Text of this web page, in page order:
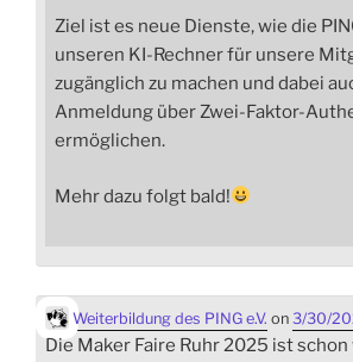
Ziel ist es neue Dienste, wie die
unseren KI-Rechner für unsere
zugänglich zu machen und dabei
Anmeldung über Zwei-Faktor-
ermöglichen.
Mehr dazu folgt bald!
Weiterbildung des PING e.V. on 3/30/
Die Maker Faire Ruhr 2025 ist